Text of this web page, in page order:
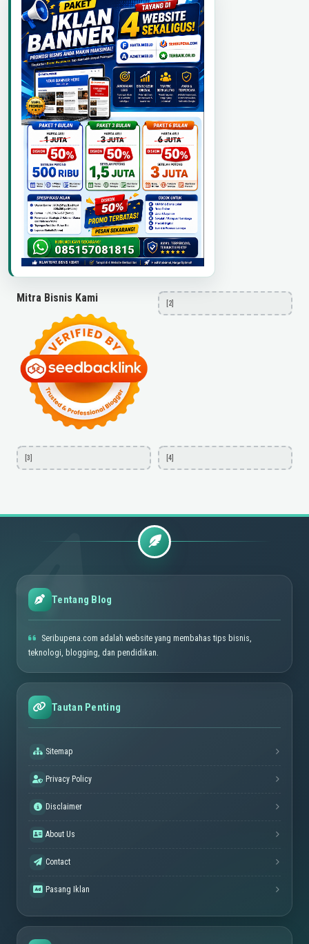
Mitra Bisnis Kami [2]
[3] [4]
Tentang Blog
Seribupena.com adalah website yang membahas tips bisnis,
teknologi, blogging, dan pendidikan.
Tautan Penting
Sitemap
Privacy Policy
Disclaimer
About Us
Contact
Pasang Iklan